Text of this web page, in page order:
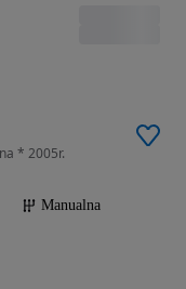
* 2005r.
Manualna